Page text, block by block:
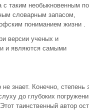
с таким необыкновенным по
словарным запасом,
пониманием жизни .
версии ученых и
и являются самыми
знает. Конечно, степень
до глубоких
таинственный автор